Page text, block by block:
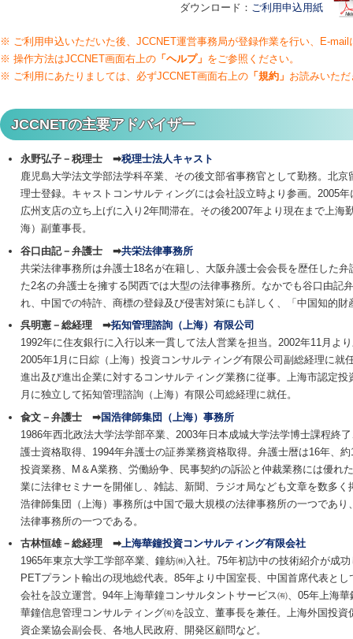
ダウンロード： ご利用申込用紙
※ ご利用申込いただいた後、JCCNET運営事務局が登録作業を行い、E-
※ 操作方法はJCCNET画面右上の 「ヘルプ」 をご参照ください。
※ ご利用にあたりましては、必ずJCCNET画面右上の 「規約」 お読みいた
JCCNETの主要アドバイザー
永野弘子－税理士 ➡税理士法人キャスト
鹿児島大学法文学部法学科卒業、その後文部省事務官として勤務。北
理士登録。キャストコンサルティングには会社設立時より参画。2005
広州支店の立ち上げに入り2年間滞在。その後2007年より現在まで上海
海）副董事長。
谷口由記－弁護士 ➡共栄法律事務所
共栄法律事務所は弁護士18名が在籍し、大阪弁護士会会長を歴任した
た2名の弁護士を擁する関西では大型の法律事務所。なかでも谷口由記
れ、中国での特許、商標の登録及び侵害対策にも詳しく、「中国知的
呉明憲 －総経理 ➡拓知管理諮詢（上海）有限公司
1992年に住友銀行に入行以来一貫して法人営業を担当。2002年11月よ
2005年1月に日綜（上海）投資コンサルティング有限公司副総経理に就
進出及び進出企業に対するコンサルティング業務に従事。上海市認定
月に独立して拓知管理諮詢（上海）有限公司総経理に就任。
兪文 －弁護士 ➡国浩律師集団（上海）事務所
1986年西北政法大学法学部卒業、2003年日本成城大学法学博士課程終
護士資格取得、1994年弁護士の証券業務資格取得。弁護士暦は16年、
投資業務、M＆A業務、労働紛争、民事契約の訴訟と仲裁業務には優れ
業に法律セミナーを開催し、雑誌、新聞、ラジオ局なども文章を数多
浩律師集団（上海）事務所は中国で最大規模の法律事務所の一つであ
法律事務所の一つである。
古林恒雄－総経理 ➡上海華鐘投資コンサルティング有限会社
1965年東京大学工学部卒業、鐘紡㈱入社。75年初訪中の技術紹介が成
PETプラント輸出の現地総代表。85年より中国室長、中国首席代表と
会社を設立運営。94年上海華鐘コンサルタントサービス㈲、05年上海
華鐘信息管理コンサルティング㈲を設立、董事長を兼任。上海外国投
資企業協会副会長、各地人民政府、開発区顧問など。